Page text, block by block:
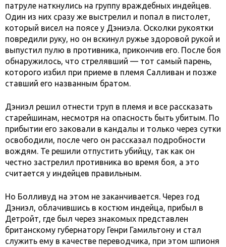
патруле наткнулись на группу враждебных индейцев.
Один из них сразу же выстрелил и попал в пистолет,
который висел на поясе у Дэниэла. Осколки рукоятки
повредили руку, но он вскинул ружье здоровой рукой и
выпустил пулю в противника, прикончив его. После боя
обнаружилось, что стрелявший — тот самый парень,
которого избил при приеме в племя Салливан и позже
ставший его названным братом.
Дэниэл решил отнести труп в племя и все рассказать
старейшинам, несмотря на опасность быть убитым. По
прибытии его заковали в кандалы и только через сутки
освободили, после чего он рассказал подробности
вождям. Те решили отпустить убийцу, так как он
честно застрелил противника во время боя, а это
считается у индейцев правильным.
Но Болливуд на этом не заканчивается. Через год
Дэниэл, облачившись в костюм индейца, прибыл в
Детройт, где был через знакомых представлен
британскому губернатору Генри Гамильтону и стал
служить ему в качестве переводчика, при этом шпионя